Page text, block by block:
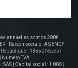
annuelles sont de 200€.
| Raison sociale : AGENCY
- 13550 Noves |
Numero TVA
| Capital social : 1 000 |